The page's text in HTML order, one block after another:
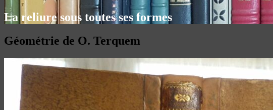
La reliure sous toutes ses formes
Géométrie de O. Terquem